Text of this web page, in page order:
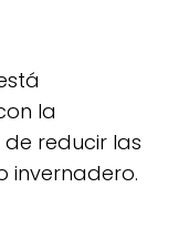
la
reducir las
invernadero.